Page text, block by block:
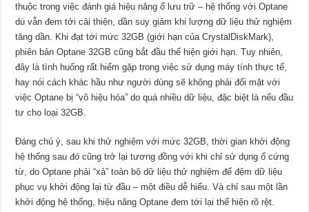
thuộc trong việc đánh giá hiệu năng ổ lưu trữ – hệ thống với Optane
dù vẫn đem tới cải thiện, dần suy giảm khi lượng dữ liệu thử nghiệm
tăng dần. Khi đạt tới mức 32GB (giới hạn của CrystalDiskMark),
phiên bản Optane 32GB cũng bắt đầu thể hiện giới hạn. Tuy nhiên,
đây là tình huống rất hiếm gặp trong việc sử dụng máy tính thực tế,
hay nói cách khác hầu như người dùng sẽ không phải đối mặt với
việc Optane bị “vô hiệu hóa” do quá nhiều dữ liệu, đặc biệt là nếu đầu
tư cho loại 32GB.
Đáng chú ý, sau khi thử nghiệm với mức 32GB, thời gian khởi động
hệ thống sau đó cũng trở lại tương đồng với khi chỉ sử dụng ổ cứng
từ, do Optane phải “xả” toàn bộ dữ liệu thử nghiệm để đệm dữ liệu
phục vụ khởi động lại từ đầu – một điều dễ hiểu. Và chỉ sau một lần
khởi động hệ thống, hiệu năng Optane đem tới lại thể hiện rõ rệt.